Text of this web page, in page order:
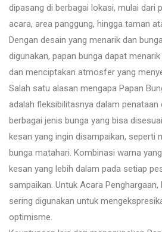
dipasang di berbagai lokasi, mulai dari
acara, area panggung, hingga taman
Dengan desain yang menarik dan
digunakan, papan bunga dapat
dan menciptakan atmosfer yang
Salah satu alasan mengapa Papan
adalah fleksibilitasnya dalam penataan
berbagai jenis bunga yang bisa
kesan yang ingin disampaikan, seperti
bunga matahari. Kombinasi warna
kesan yang lebih dalam pada setiap
sampaikan. Untuk Acara
sering digunakan untuk
optimisme.